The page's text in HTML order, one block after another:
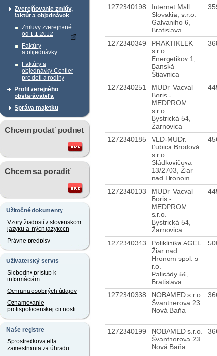
Zverejňovanie zmlúv,
faktúr a objednávok
Zmluvy zverejnené
od 1.1.2012
Faktúry
a objednávky
Faktúry a
objednávky Centier
pre deti a rodiny
Profil verejného
obstarávateľa
Správa majetku
Chcem podať podnet
Chcem sa poradiť
Užitočné dokumenty
Vzory žiadostí v slovenskom
jazyku a iných jazykoch
Právne predpisy
Užívateľský servis
Slobodný prístup k
informáciám
Ochrana osobných údajov
Oznamovanie
protispoločenskej činnosti
Naše registre
Sprostredkovatelia
zamestnania za úhradu
1272340198
Internet Mall
Slovakia, s.r.o.
Galvaniho 6,
Bratislava
1272340349
PRAKTIKLEK
s.r.o.
Energetikov 1,
Banská
Štiavnica
1272340251
MUDr. Vacval
Boris -
MEDPROM
s.r.o.
Bystrická 54,
Žarnovica
1272340185
VLD-MUDr.
Ľubica Brodová
s.r.o.
Sládkovičova
13/2703, Žiar
nad Hronom
1272340103
MUDr. Vacval
Boris -
MEDPROM
s.r.o.
Bystrická 54,
Žarnovica
1272340343
Poliklinika AGEL
Žiar nad
Hronom spol. s
r.o.
Palisády 56,
Bratislava
1272340338
NOBAMED s.r.o.
Švantnerova 23,
Nová Baňa
1272340199
NOBAMED s.r.o.
Švantnerova 23,
Nová Baňa